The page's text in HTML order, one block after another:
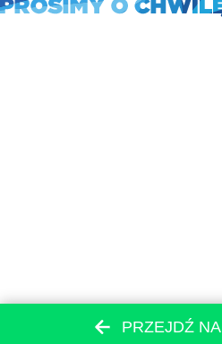
PRZEJDŹ NA